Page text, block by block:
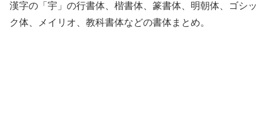
漢字の「宇」の行書体、楷書体、篆書体、明朝体、ゴシッ
ク体、メイリオ、教科書体などの書体まとめ。